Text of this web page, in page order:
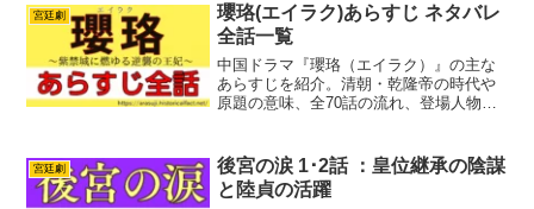
宮廷劇
瓔珞(エイラク)あらすじ ネタバレ
全話一覧
中国ドラマ『瓔珞（エイラク）』の主な
あらすじを紹介。清朝・乾隆帝の時代や
原題の意味、全70話の流れ、登場人物が
宮廷劇
後宮の涙 1･2話 ：皇位継承の陰謀
と陸貞の活躍